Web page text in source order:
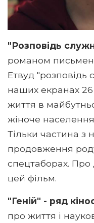
"Розповідь
романом
Етвуд "розповідь
наших екранах 26
життя в
жіноче
Тільки частина з
продовження
спецтаборах. Про
цей фільм.
"Геній" - ряд
про життя і